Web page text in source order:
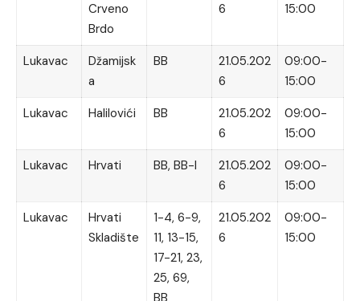
Crveno
Brdo
6
15:00
Lukavac
Džamijsk
a
BB
21.05.202
6
09:00-
15:00
Lukavac
Halilovići BB
21.05.202
6
09:00-
15:00
Lukavac
Hrvati BB, BB-I
21.05.202
6
09:00-
15:00
Lukavac
Hrvati
Skladište
1-4, 6-9,
11, 13-15,
17-21, 23,
25, 69,
21.05.202
6
09:00-
15:00